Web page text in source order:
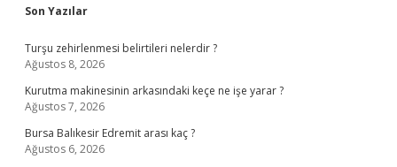
Sidebar
Son Yazılar
Turşu zehirlenmesi belirtileri nelerdir ?
Ağustos 8, 2026
Kurutma makinesinin arkasındaki keçe ne işe yarar ?
Ağustos 7, 2026
Bursa Balıkesir Edremit arası kaç ?
Ağustos 6, 2026